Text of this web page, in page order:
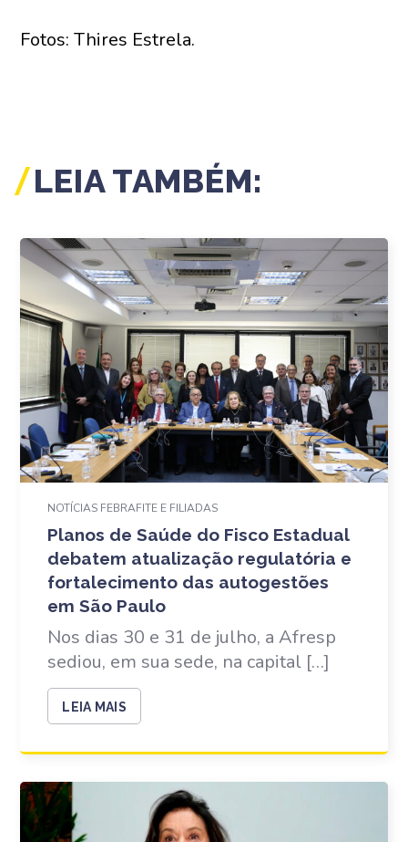
Fotos: Thires Estrela.
LEIA TAMBÉM:
NOTÍCIAS FEBRAFITE E FILIADAS
Planos de Saúde do Fisco Estadual
debatem atualização regulatória e
fortalecimento das autogestões
em São Paulo
Nos dias 30 e 31 de julho, a Afresp
sediou, em sua sede, na capital […]
LEIA MAIS